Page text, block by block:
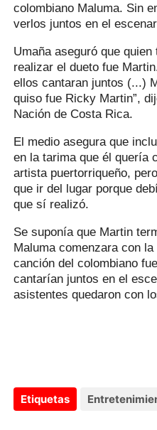
colombiano Maluma. Sin
verlos juntos en el
Umaña aseguró que
realizar el dueto fue
ellos cantaran juntos (...)
quiso fue Ricky Martin”,
Nación de Costa Rica.
El medio asegura que
en la tarima que él quería
artista puertorriqueño,
que ir del lugar porque
que sí realizó.
Se suponía que Martin
Maluma comenzara con
canción del colombiano
cantarían juntos en el
asistentes quedaron con
Etiquetas